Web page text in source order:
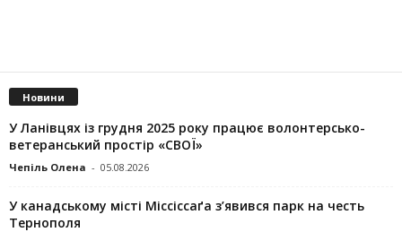
Новини
У Ланівцях із грудня 2025 року працює волонтерсько-
ветеранський простір «СВОЇ»
Чепіль Олена - 05.08.2026
У канадському місті Міссіссаґа з’явився парк на честь
Тернополя